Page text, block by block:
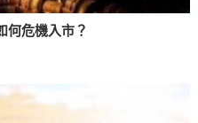
何危機入市？